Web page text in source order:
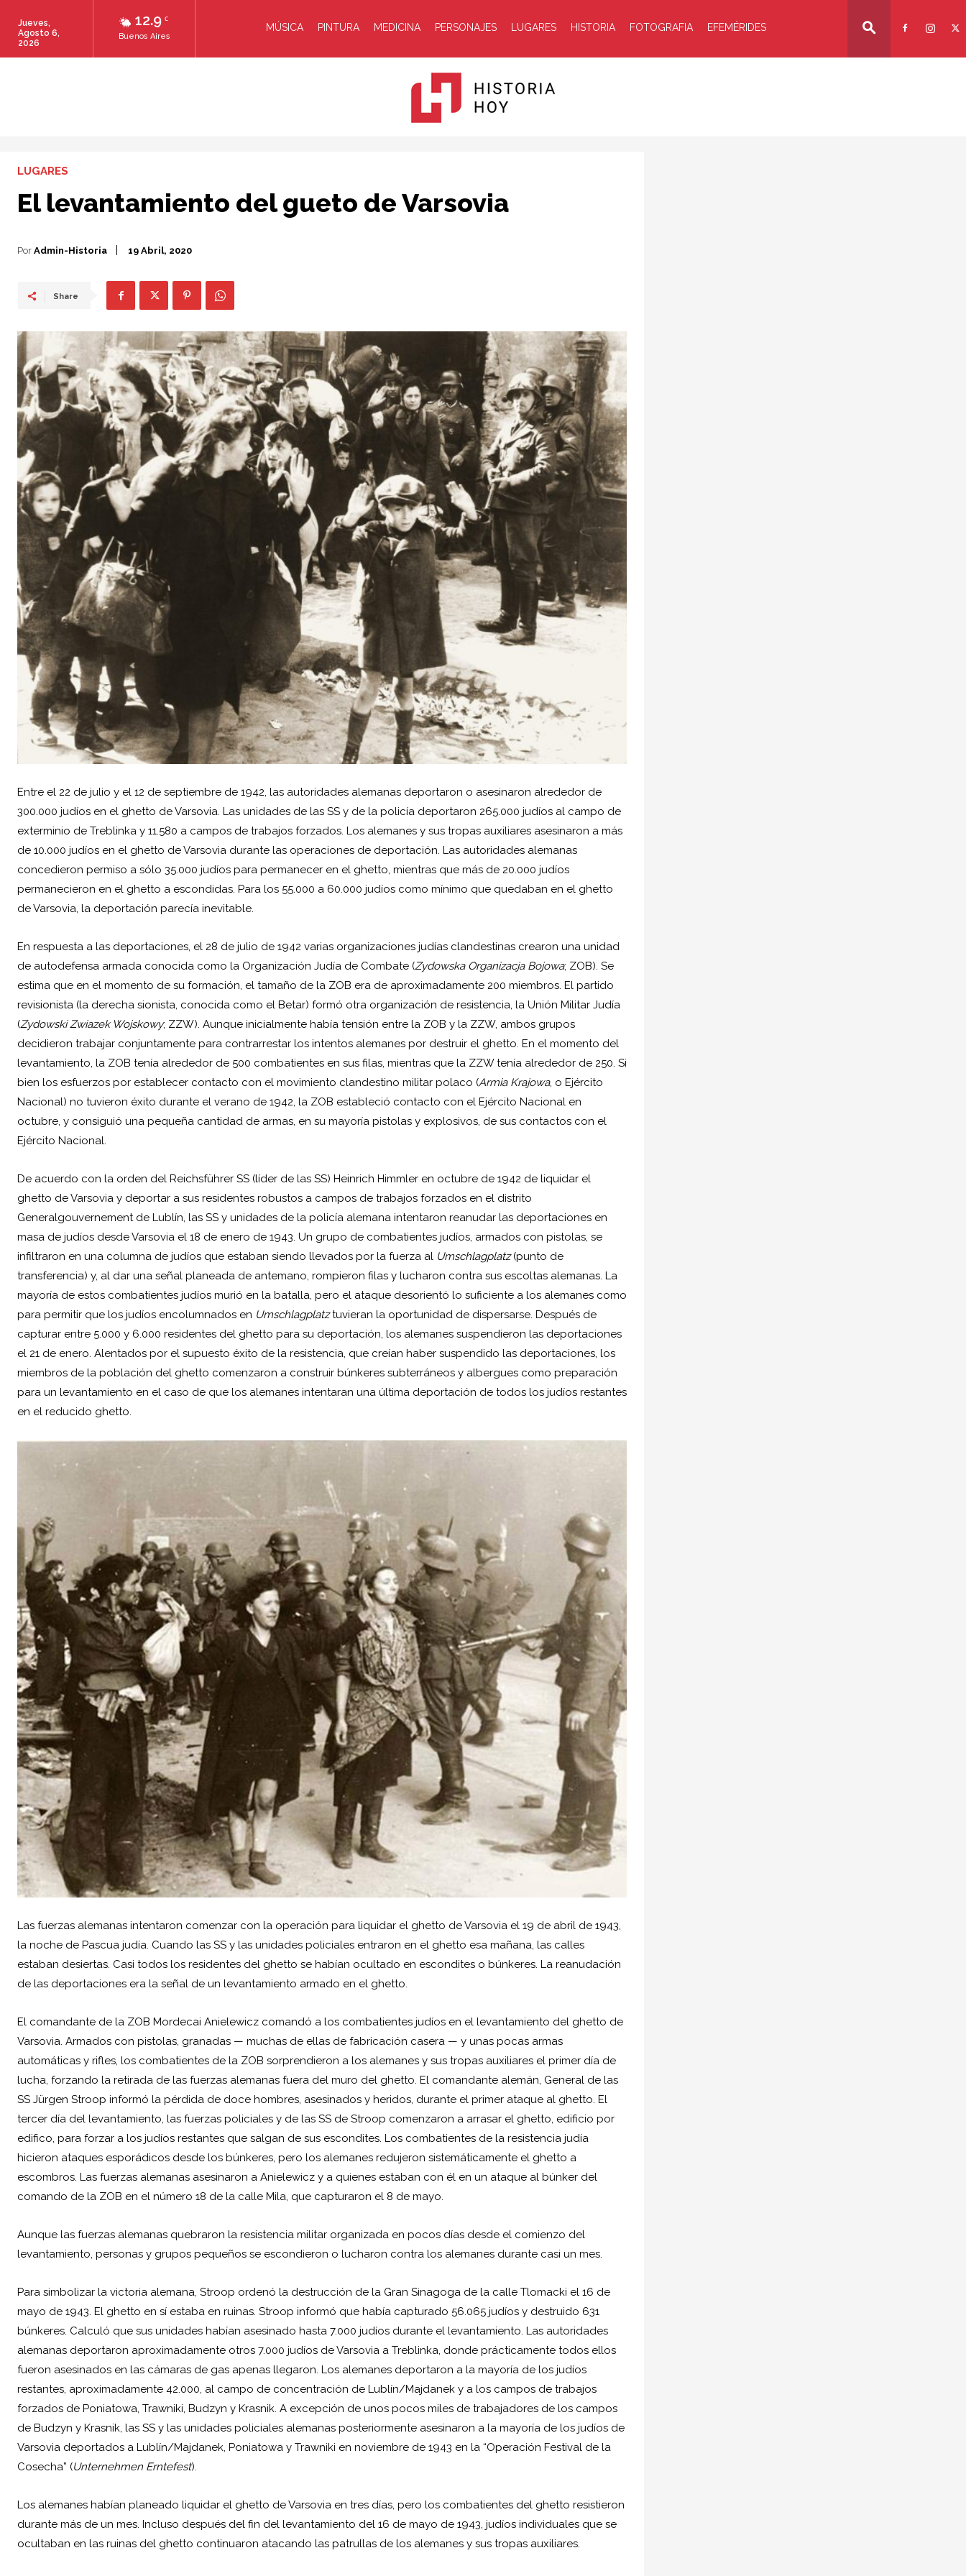
12.9 C
Buenos Aires
Jueves,
Agosto 6,
2026
MÚSICA PINTURA MEDICINA PERSONAJES LUGARES HISTORIA FOTOGRAFIA EFEMÉRIDES
LUGARES
El levantamiento del gueto de Varsovia
Por Admin-Historia 19 Abril, 2020
Share
Entre el 22 de julio y el 12 de septiembre de 1942, las autoridades alemanas deportaron o asesinaron alrededor de
300.000 judíos en el ghetto de Varsovia. Las unidades de las SS y de la policía deportaron 265.000 judíos al campo de
exterminio de Treblinka y 11.580 a campos de trabajos forzados. Los alemanes y sus tropas auxiliares asesinaron a más
de 10.000 judíos en el ghetto de Varsovia durante las operaciones de deportación. Las autoridades alemanas
concedieron permiso a sólo 35.000 judíos para permanecer en el ghetto, mientras que más de 20.000 judíos
permanecieron en el ghetto a escondidas. Para los 55.000 a 60.000 judíos como mínimo que quedaban en el ghetto
de Varsovia, la deportación parecía inevitable.
En respuesta a las deportaciones, el 28 de julio de 1942 varias organizaciones judías clandestinas crearon una unidad
de autodefensa armada conocida como la Organización Judía de Combate (Zydowska Organizacja Bojowa; ZOB). Se
estima que en el momento de su formación, el tamaño de la ZOB era de aproximadamente 200 miembros. El partido
revisionista (la derecha sionista, conocida como el Betar) formó otra organización de resistencia, la Unión Militar Judía
(Zydowski Zwiazek Wojskowy; ZZW). Aunque inicialmente había tensión entre la ZOB y la ZZW, ambos grupos
decidieron trabajar conjuntamente para contrarrestar los intentos alemanes por destruir el ghetto. En el momento del
levantamiento, la ZOB tenía alrededor de 500 combatientes en sus filas, mientras que la ZZW tenía alrededor de 250. Si
bien los esfuerzos por establecer contacto con el movimiento clandestino militar polaco (Armia Krajowa, o Ejército
Nacional) no tuvieron éxito durante el verano de 1942, la ZOB estableció contacto con el Ejército Nacional en
octubre, y consiguió una pequeña cantidad de armas, en su mayoría pistolas y explosivos, de sus contactos con el
Ejército Nacional.
De acuerdo con la orden del Reichsführer SS (líder de las SS) Heinrich Himmler en octubre de 1942 de liquidar el
ghetto de Varsovia y deportar a sus residentes robustos a campos de trabajos forzados en el distrito
Generalgouvernement de Lublín, las SS y unidades de la policía alemana intentaron reanudar las deportaciones en
masa de judíos desde Varsovia el 18 de enero de 1943. Un grupo de combatientes judíos, armados con pistolas, se
infiltraron en una columna de judíos que estaban siendo llevados por la fuerza al Umschlagplatz(punto de
transferencia) y, al dar una señal planeada de antemano, rompieron filas y lucharon contra sus escoltas alemanas. La
mayoría de estos combatientes judíos murió en la batalla, pero el ataque desorientó lo suficiente a los alemanes como
para permitir que los judíos encolumnados en Umschlagplatztuvieran la oportunidad de dispersarse. Después de
capturar entre 5.000 y 6.000 residentes del ghetto para su deportación, los alemanes suspendieron las deportaciones
el 21 de enero. Alentados por el supuesto éxito de la resistencia, que creían haber suspendido las deportaciones, los
miembros de la población del ghetto comenzaron a construir búnkeres subterráneos y albergues como preparación
para un levantamiento en el caso de que los alemanes intentaran una última deportación de todos los judíos restantes
en el reducido ghetto.
Las fuerzas alemanas intentaron comenzar con la operación para liquidar el ghetto de Varsovia el 19 de abril de 1943,
la noche de Pascua judía. Cuando las SS y las unidades policiales entraron en el ghetto esa mañana, las calles
estaban desiertas. Casi todos los residentes del ghetto se habían ocultado en escondites o búnkeres. La reanudación
de las deportaciones era la señal de un levantamiento armado en el ghetto.
El comandante de la ZOB Mordecai Anielewicz comandó a los combatientes judíos en el levantamiento del ghetto de
Varsovia. Armados con pistolas, granadas — muchas de ellas de fabricación casera — y unas pocas armas
automáticas y rifles, los combatientes de la ZOB sorprendieron a los alemanes y sus tropas auxiliares el primer día de
lucha, forzando la retirada de las fuerzas alemanas fuera del muro del ghetto. El comandante alemán, General de las
SS Jürgen Stroop informó la pérdida de doce hombres, asesinados y heridos, durante el primer ataque al ghetto. El
tercer día del levantamiento, las fuerzas policiales y de las SS de Stroop comenzaron a arrasar el ghetto, edificio por
edifico, para forzar a los judíos restantes que salgan de sus escondites. Los combatientes de la resistencia judía
hicieron ataques esporádicos desde los búnkeres, pero los alemanes redujeron sistemáticamente el ghetto a
escombros. Las fuerzas alemanas asesinaron a Anielewicz y a quienes estaban con él en un ataque al búnker del
comando de la ZOB en el número 18 de la calle Mila, que capturaron el 8 de mayo.
Aunque las fuerzas alemanas quebraron la resistencia militar organizada en pocos días desde el comienzo del
levantamiento, personas y grupos pequeños se escondieron o lucharon contra los alemanes durante casi un mes.
Para simbolizar la victoria alemana, Stroop ordenó la destrucción de la Gran Sinagoga de la calle Tlomacki el 16 de
mayo de 1943. El ghetto en sí estaba en ruinas. Stroop informó que había capturado 56.065 judíos y destruido 631
búnkeres. Calculó que sus unidades habían asesinado hasta 7.000 judíos durante el levantamiento. Las autoridades
alemanas deportaron aproximadamente otros 7.000 judíos de Varsovia a Treblinka, donde prácticamente todos ellos
fueron asesinados en las cámaras de gas apenas llegaron. Los alemanes deportaron a la mayoría de los judíos
restantes, aproximadamente 42.000, al campo de concentración de Lublín/Majdanek y a los campos de trabajos
forzados de Poniatowa, Trawniki, Budzyn y Krasnik. A excepción de unos pocos miles de trabajadores de los campos
de Budzyn y Krasnik, las SS y las unidades policiales alemanas posteriormente asesinaron a la mayoría de los judíos de
Varsovia deportados a Lublín/Majdanek, Poniatowa y Trawniki en noviembre de 1943 en la “Operación Festival de la
Cosecha” (Unternehmen Erntefest).
Los alemanes habían planeado liquidar el ghetto de Varsovia en tres días, pero los combatientes del ghetto resistieron
durante más de un mes. Incluso después del fin del levantamiento del 16 de mayo de 1943, judíos individuales que se
ocultaban en las ruinas del ghetto continuaron atacando las patrullas de los alemanes y sus tropas auxiliares.